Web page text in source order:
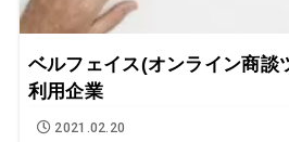
ベルフェイス(オンライン商談
利用企業
2021.02.20